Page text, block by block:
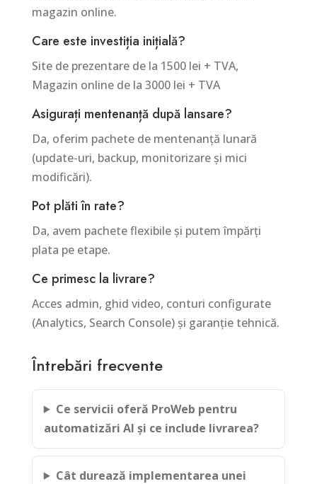
magazin online.
Care este investiția inițială?
Site de prezentare de la 1500 lei + TVA,
Magazin online de la 3000 lei + TVA
Asigurați mentenanță după lansare?
Da, oferim pachete de mentenanță lunară
(update-uri, backup, monitorizare și mici
modificări).
Pot plăti în rate?
Da, avem pachete flexibile și putem împărți
plata pe etape.
Ce primesc la livrare?
Acces admin, ghid video, conturi configurate
(Analytics, Search Console) și garanție tehnică.
Întrebări frecvente
Ce servicii oferă ProWeb pentru
automatizări AI și ce include livrarea?
Cât durează implementarea unei